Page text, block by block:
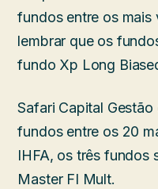
fundos entre os mais
lembrar que os
fundo Xp Long
Safari Capital
fundos entre os 20
IHFA, os três fundos
Master FI Mult.